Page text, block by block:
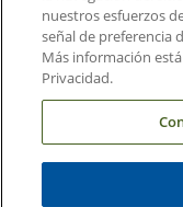
Enlaces
Duke Cancer Institute
Duke Children's
nuestros esfuerzos
señal de preferencia
Más información
Privacidad.